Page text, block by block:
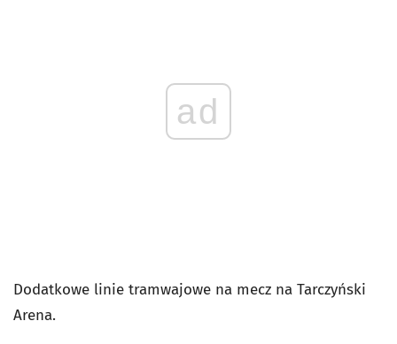
ad
Dodatkowe linie tramwajowe na mecz na Tarczyński
Arena.